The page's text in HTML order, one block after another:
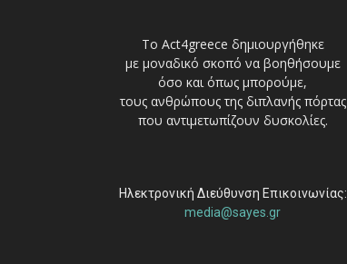
Το Act4greece δημιουργήθηκε
με μοναδικό σκοπό να βοηθήσουμε
όσο και όπως μπορούμε,
τους ανθρώπους της διπλανής πόρτας
που αντιμετωπίζουν δυσκολίες.
Ηλεκτρονική Διεύθυνση Επικοινωνίας:
media@sayes.gr